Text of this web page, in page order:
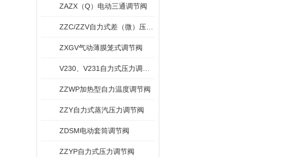
ZAZX（Q）电动三通调节阀
ZXGV气动薄膜笼式调节阀
ZZWP加热型自力温度调节阀
ZZY自力式蒸汽压力调节阀
ZDSM电动套筒调节阀
ZZYP自力式压力调节阀